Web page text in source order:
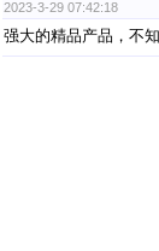
2023-3-29 07:42:18
强大的精品产品，不